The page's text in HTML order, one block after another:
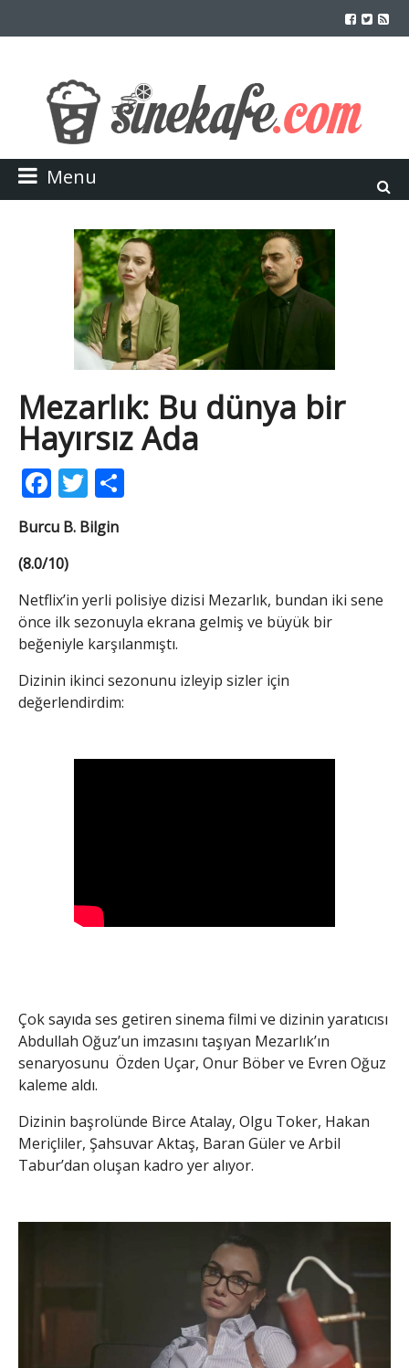
Menu
Mezarlık: Bu dünya bir
Hayırsız Ada
Facebook
Twitter
Burcu B. Bilgin
(8.0/10)
Netflix’in yerli polisiye dizisi Mezarlık, bundan iki sene
önce ilk sezonuyla ekrana gelmiş ve büyük bir
beğeniyle karşılanmıştı.
Dizinin ikinci sezonunu izleyip sizler için
değerlendirdim:
Çok sayıda ses getiren sinema filmi ve dizinin yaratıcısı
Abdullah Oğuz’un imzasını taşıyan Mezarlık’ın
senaryosunu Özden Uçar, Onur Böber ve Evren Oğuz
kaleme aldı.
Dizinin başrolünde Birce Atalay, Olgu Toker, Hakan
Meriçliler, Şahsuvar Aktaş, Baran Güler ve Arbil
Tabur’dan oluşan kadro yer alıyor.